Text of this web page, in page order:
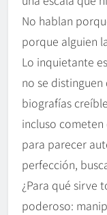
No hablan
porque alguien
Lo inquietante
no se
biografías
incluso
para parecer
perfección,
¿Para qué sirve
poderoso: